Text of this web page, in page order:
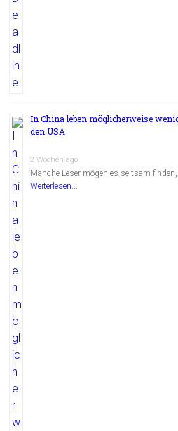
In China leben möglicherweise
den USA
2 Wochen ago
Manche Leser mögen es seltsam
Weiterlesen...